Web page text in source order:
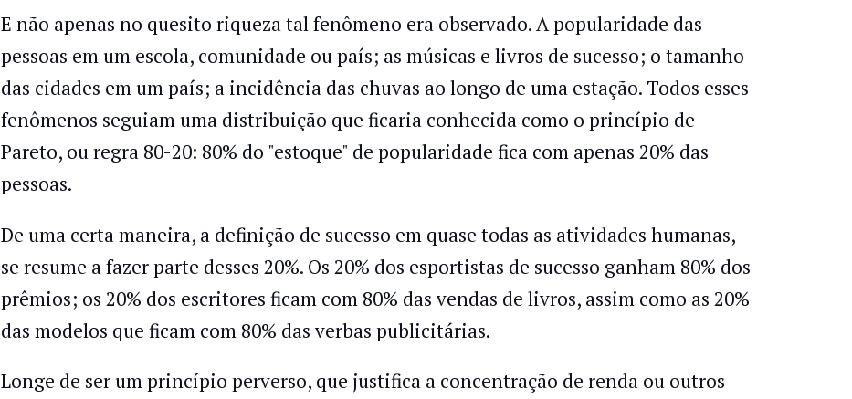
E não apenas no quesito riqueza tal fenômeno era observado. A popularidade das
pessoas em um escola, comunidade ou país; as músicas e livros de sucesso; o tamanho
das cidades em um país; a incidência das chuvas ao longo de uma estação. Todos esses
fenômenos seguiam uma distribuição que ficaria conhecida como o princípio de
Pareto, ou regra 80-20: 80% do "estoque" de popularidade fica com apenas 20% das
pessoas.
De uma certa maneira, a definição de sucesso em quase todas as atividades humanas,
se resume a fazer parte desses 20%. Os 20% dos esportistas de sucesso ganham 80% dos
prêmios; os 20% dos escritores ficam com 80% das vendas de livros, assim como as 20%
das modelos que ficam com 80% das verbas publicitárias.
Longe de ser um princípio perverso, que justifica a concentração de renda ou outros